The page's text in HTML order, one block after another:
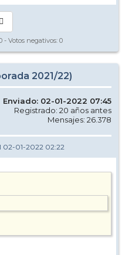
- Votos negativos: 0
2021/22)
Enviado: 02-01-2022 07:45
Registrado: 20 años antes
Mensajes: 26.378
02-01-2022 02:22